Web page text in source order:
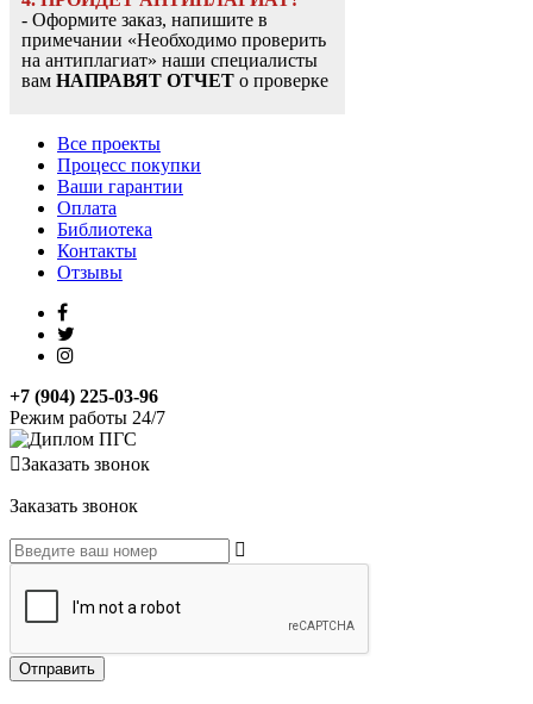
- Оформите заказ, напишите в
примечании «Необходимо проверить
на антиплагиат» наши специалисты
вам НАПРАВЯТ ОТЧЕТ о проверке
Все проекты
Процесс покупки
Ваши гарантии
Оплата
Библиотека
Контакты
Отзывы
+7 (904) 225-03-96
Режим работы 24/7
Заказать звонок
Заказать звонок